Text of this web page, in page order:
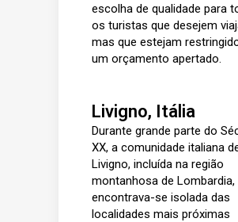
escolha de qualidade para
os turistas que desejem
mas que estejam
um orçamento apertado.
Livigno, Itália
Durante grande parte do
XX, a comunidade italiana
Livigno, incluída na região
montanhosa de Lombardia,
encontrava-se isolada das
localidades mais próximas